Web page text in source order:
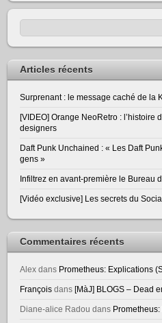
Articles récents
Surprenant : le message caché de la
[VIDEO] Orange NeoRetro : l’histoire
designers
Daft Punk Unchained : « Les Daft
gens »
Infiltrez en avant-première le Bureau
[Vidéo exclusive] Les secrets du
Commentaires récents
Alex dans Prometheus: Explications
François dans[MàJ] BLOGS – Dead
Diane-alice Radou dans